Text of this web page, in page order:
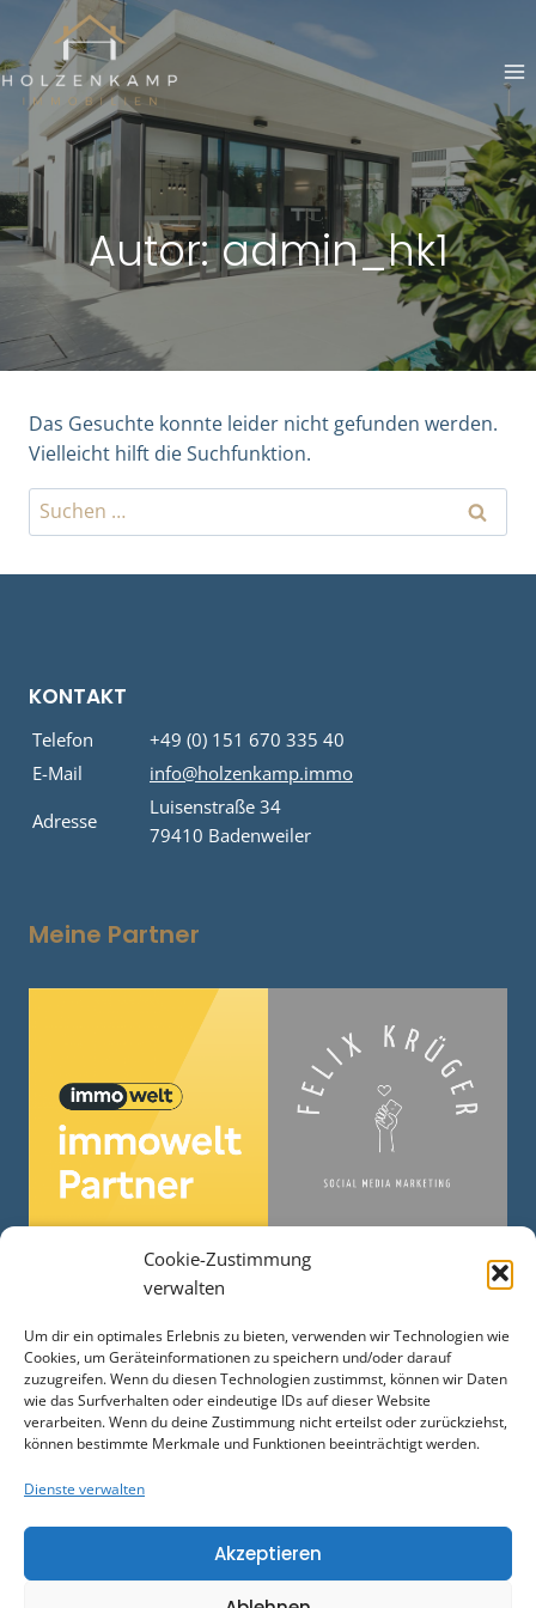
Cookie-Zustimmung
verwalten
Um dir ein optimales Erlebnis zu bieten, verwenden wir Technologien wie
Cookies, um Geräteinformationen zu speichern und/oder darauf
zuzugreifen. Wenn du diesen Technologien zustimmst, können wir Daten
wie das Surfverhalten oder eindeutige IDs auf dieser Website
verarbeiten. Wenn du deine Zustimmung nicht erteilst oder zurückziehst,
können bestimmte Merkmale und Funktionen beeinträchtigt werden.
Dienste verwalten
Akzeptieren
Inhalt
springen
Autor: admin_hk1
Das Gesuchte konnte leider nicht gefunden werden.
Vielleicht hilft die Suchfunktion.
Suchen
nach:
KONTAKT
Telefon
+49 (0) 151 670 335 40
E-Mail
info@holzenkamp.immo
Adresse
Luisenstraße 34
79410 Badenweiler
Meine Partner
Copyright by Holzenkamp Immobilien 2026